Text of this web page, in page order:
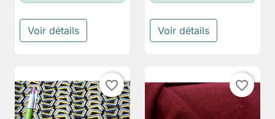
Voir détails Voir détails
favorite_border favorite_border